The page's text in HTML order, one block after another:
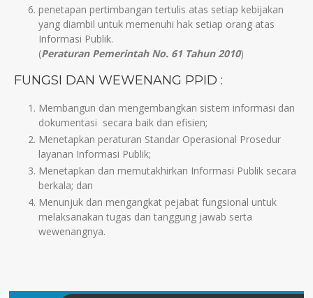
penetapan pertimbangan tertulis atas setiap kebijakan
yang diambil untuk memenuhi hak setiap orang atas
Informasi Publik.
(Peraturan Pemerintah No. 61 Tahun 2010)
FUNGSI DAN WEWENANG PPID :
Membangun dan mengembangkan sistem informasi dan
dokumentasi secara baik dan efisien;
Menetapkan peraturan Standar Operasional Prosedur
layanan Informasi Publik;
Menetapkan dan memutakhirkan Informasi Publik secara
berkala; dan
Menunjuk dan mengangkat pejabat fungsional untuk
melaksanakan tugas dan tanggung jawab serta
wewenangnya.